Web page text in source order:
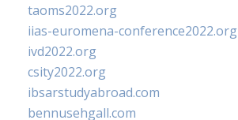
taoms2022.org
iias-euromena-conference2022.org
ivd2022.org
csity2022.org
ibsarstudyabroad.com
bennusehgall.com